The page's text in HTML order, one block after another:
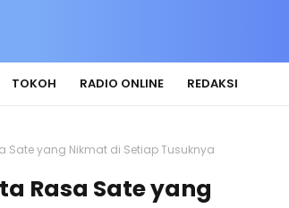
TOKOH RADIO ONLINE REDAKSI
Sate yang Nikmat di Setiap Tusuknya
Rasa Sate yang